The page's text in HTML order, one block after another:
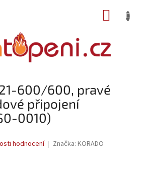
600/600, pravé
připojení
0010)
hodnocení Značka: KORADO